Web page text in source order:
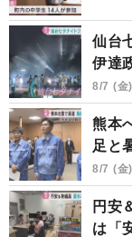
仙台
伊達
8/7 (金
熊本
足と
8/7 (金
円安
は「